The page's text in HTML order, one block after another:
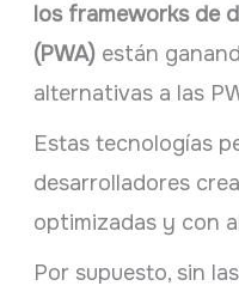
los frameworks de
(PWA) están
alternativas a las
Estas tecnologías
desarrolladores
optimizadas y con
Por supuesto, sin